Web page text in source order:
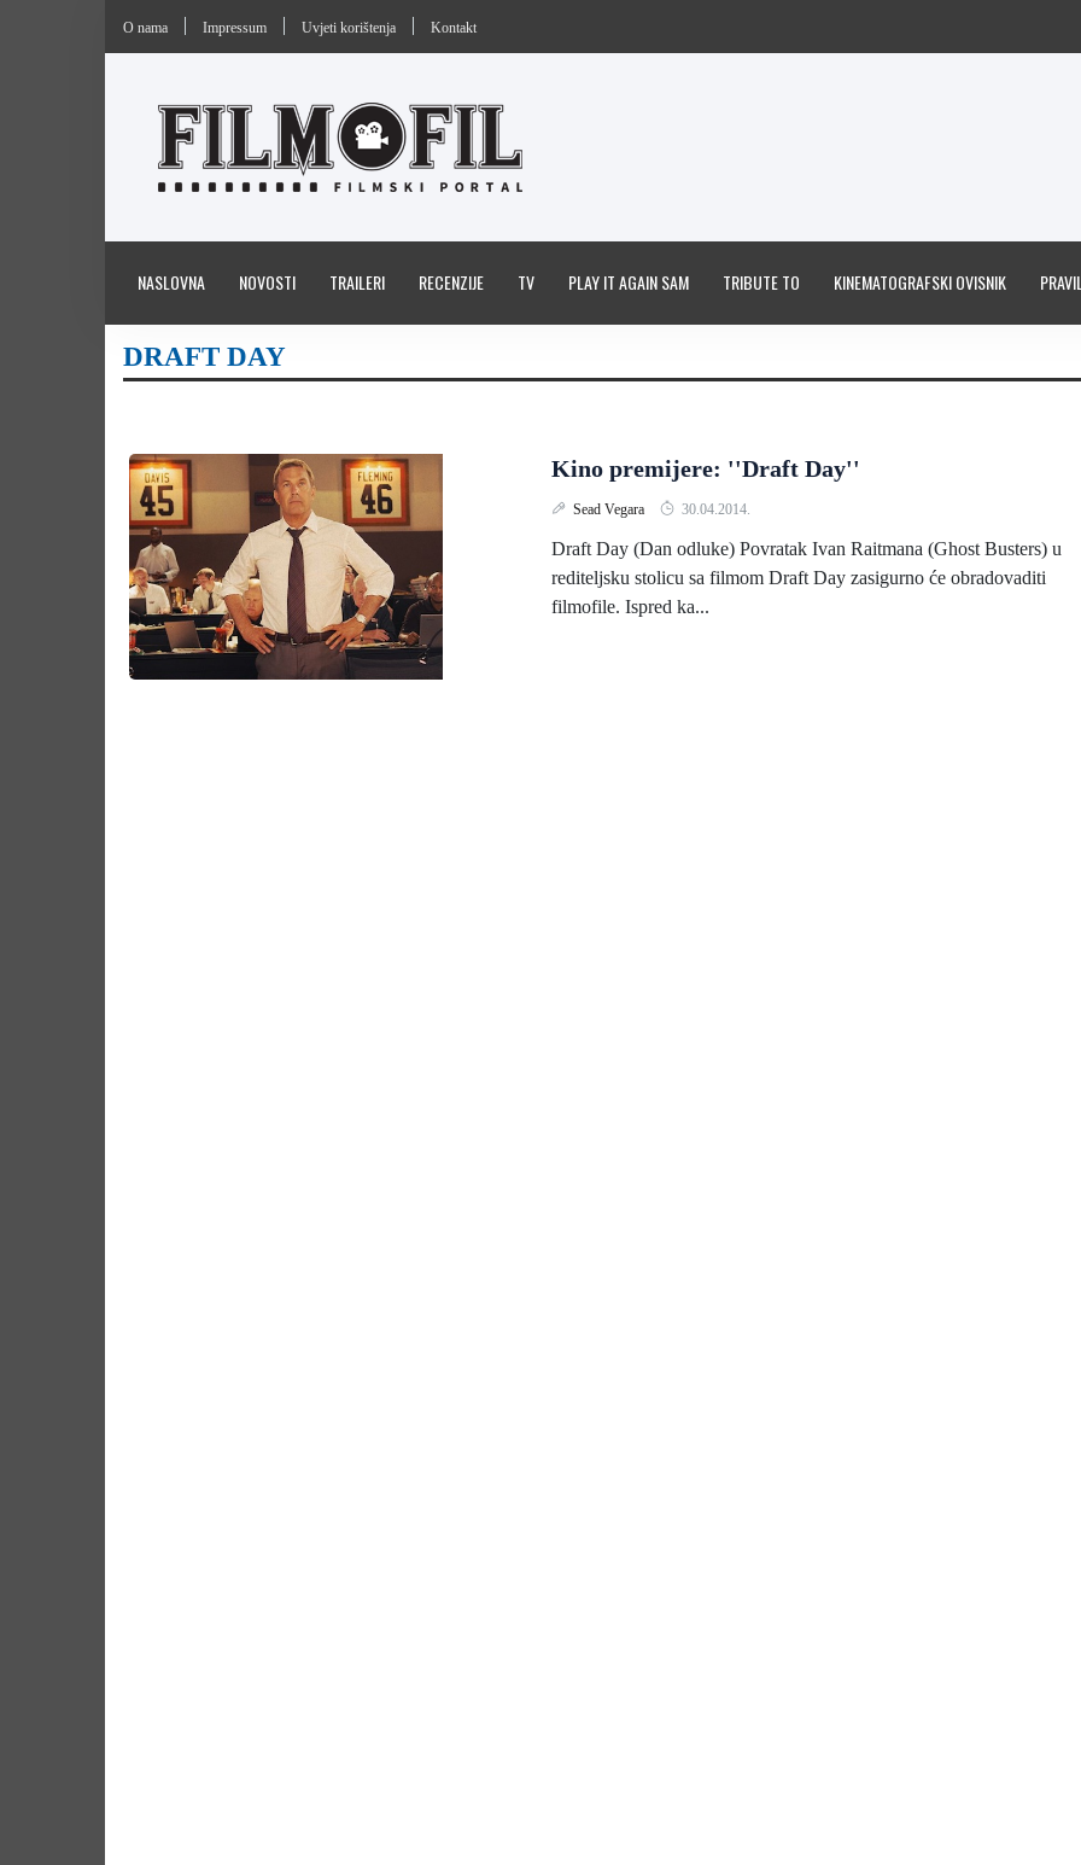
O nama Impressum Uvjeti korištenja Kontakt
NASLOVNA NOVOSTI TRAILERI RECENZIJE TV PLAY IT AGAIN SAM TRIBUTE TO KINEMATOGRAFSKI OVISNIK
DRAFT DAY
Kino premijere: ''Draft Day''
Sead Vegara 30.04.2014.
Draft Day (Dan odluke) Povratak Ivan Raitmana (Ghost Busters) u
rediteljsku stolicu sa filmom Draft Day zasigurno će obradovaditi
filmofile. Ispred ka...